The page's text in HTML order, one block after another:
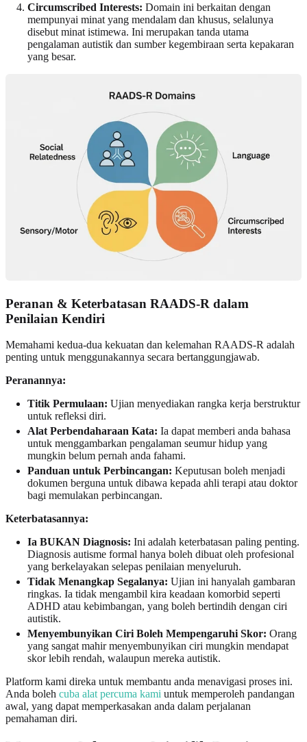
Circumscribed Interests: Domain ini berkaitan dengan
mempunyai minat yang mendalam dan khusus, selalunya
disebut minat istimewa. Ini merupakan tanda utama
pengalaman autistik dan sumber kegembiraan serta kepakaran
yang besar.
Peranan & Keterbatasan RAADS‑R dalam
Penilaian Kendiri
Memahami kedua‑dua kekuatan dan kelemahan RAADS‑R adalah
penting untuk menggunakannya secara bertanggungjawab.
Peranannya:
Titik Permulaan: Ujian menyediakan rangka kerja berstruktur
untuk refleksi diri.
Alat Perbendaharaan Kata: Ia dapat memberi anda bahasa
untuk menggambarkan pengalaman seumur hidup yang
mungkin belum pernah anda fahami.
Panduan untuk Perbincangan: Keputusan boleh menjadi
dokumen berguna untuk dibawa kepada ahli terapi atau doktor
bagi memulakan perbincangan.
Keterbatasannya:
Ia BUKAN Diagnosis: Ini adalah keterbatasan paling penting.
Diagnosis autisme formal hanya boleh dibuat oleh profesional
yang berkelayakan selepas penilaian menyeluruh.
Tidak Menangkap Segalanya: Ujian ini hanyalah gambaran
ringkas. Ia tidak mengambil kira keadaan komorbid seperti
ADHD atau kebimbangan, yang boleh bertindih dengan ciri
autistik.
Menyembunyikan Ciri Boleh Mempengaruhi Skor: Orang
yang sangat mahir menyembunyikan ciri mungkin mendapat
skor lebih rendah, walaupun mereka autistik.
Platform kami direka untuk membantu anda menavigasi proses ini.
Anda boleh cuba alat percuma kami untuk memperoleh pandangan
awal, yang dapat memperkasakan anda dalam perjalanan
pemahaman diri.